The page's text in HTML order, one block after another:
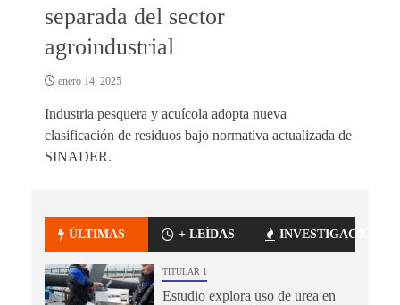
separada del sector
agroindustrial
enero 14, 2025
Industria pesquera y acuícola adopta nueva
clasificación de residuos bajo normativa actualizada de
SINADER.
ÚLTIMAS + LEÍDAS INVESTIGACIÓN
TITULAR 1
Estudio explora uso de urea en